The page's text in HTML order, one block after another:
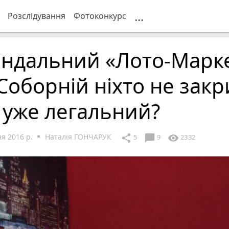
Розслідування Фотоконкурс ...
«Лото-
ніхто не
уже легальний?
2016 р. Наталія ГОНЧАРУК share 5 chat_bubble 9 visibility 2332